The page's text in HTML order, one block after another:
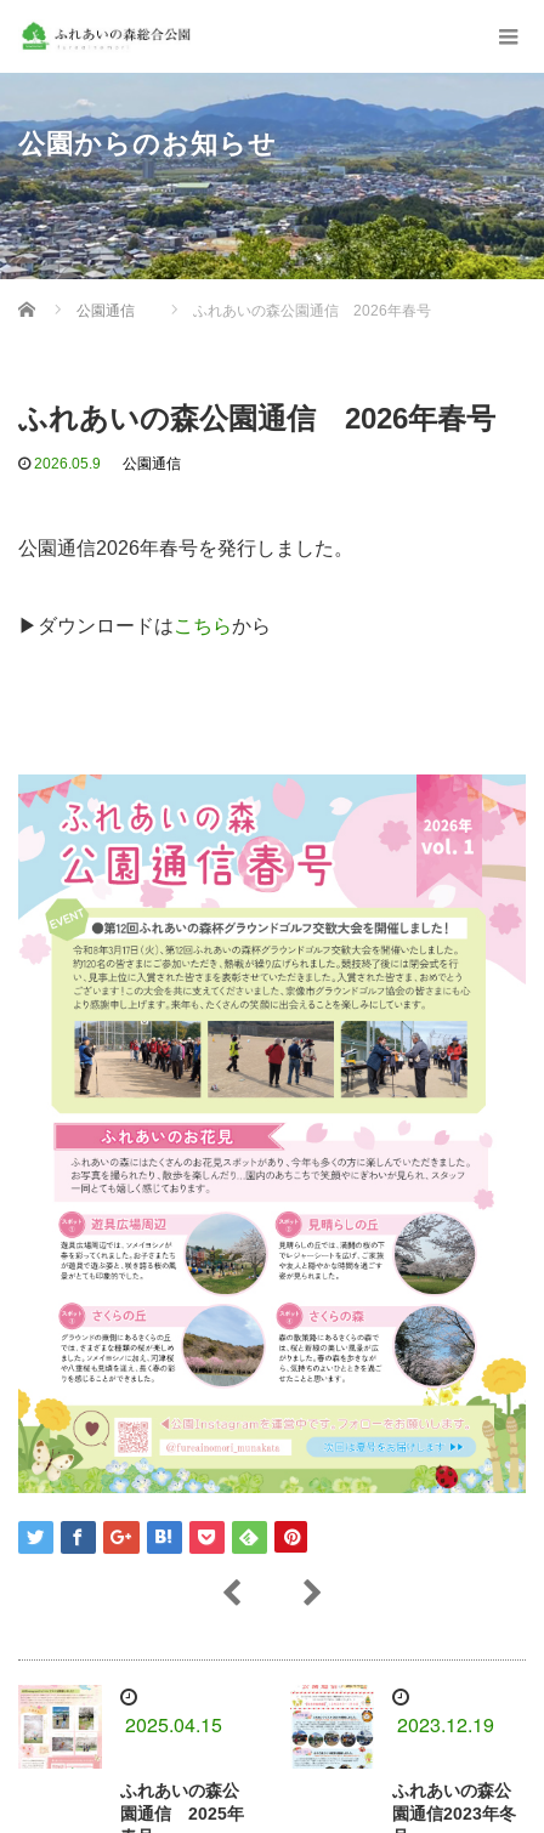
公園からのお知らせ
Home 公園通信 ふれあいの森公園通信 2026年春号
ふれあいの森公園通信 2026年春号
2026.05.9 公園通信
公園通信2026年春号を発行しました。
▶ダウンロードはこちらから
2025.04.15
ふれあいの森公
園通信 2025年
2023.12.19
ふれあいの森公
園通信2023年冬